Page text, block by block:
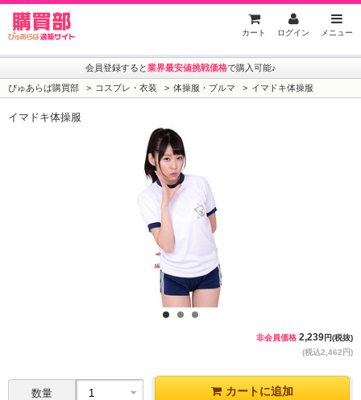
カート ログイン メニュー
会員登録すると業界最安値挑戦価格で購入可能♪
ぴゅあらば購買部 コスプレ・衣装 体操服・ブルマ イマドキ体操服
イマドキ体操服
非会員価格 2,239円(税抜)
(税込2,462円)
数量 カートに追加